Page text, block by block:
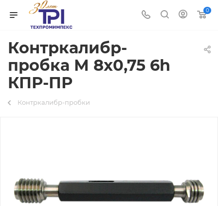
0
Контркалибр-
пробка М 8х0,75 6h
КПР-ПР
Контркалибр-пробки